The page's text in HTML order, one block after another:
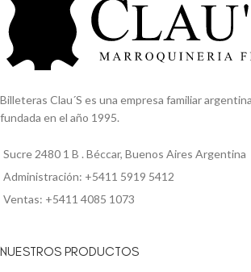
Billeteras Clau´S es una empresa familiar
fundada en el año 1995.
Sucre 2480 1 B . Béccar, Buenos Aires Argentina
Administración: +5411 5919 5412
Ventas: +5411 4085 1073
NUESTROS PRODUCTOS